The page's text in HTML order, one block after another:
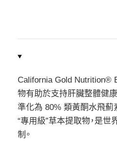
California Gold Nutrition®
物有助於支持肝臟整體健
準化為 80% 類黃酮水飛薊
“專用級”草本提取物，是
制。